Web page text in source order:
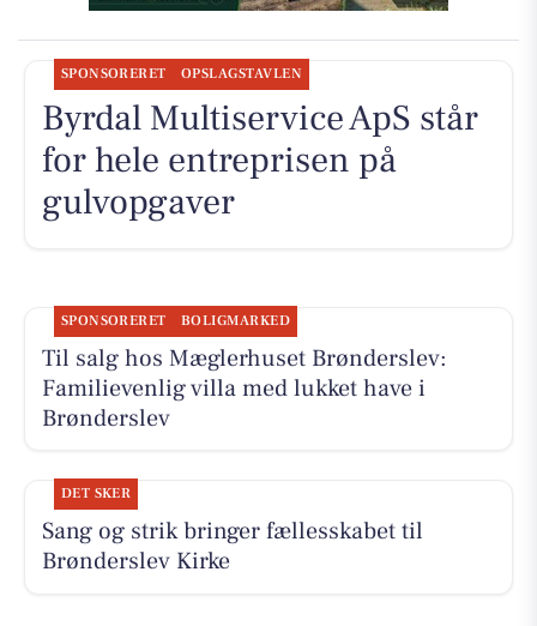
SPONSORERET OPSLAGSTAVLEN
Byrdal Multiservice ApS står
for hele entreprisen på
gulvopgaver
SPONSORERET BOLIGMARKED
Til salg hos Mæglerhuset Brønderslev:
Familievenlig villa med lukket have i
Brønderslev
DET SKER
Sang og strik bringer fællesskabet til
Brønderslev Kirke